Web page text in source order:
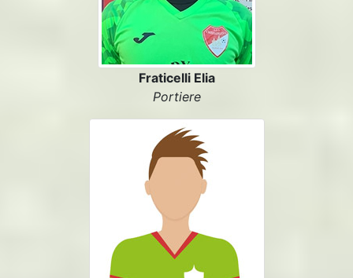
Fraticelli Elia
Portiere